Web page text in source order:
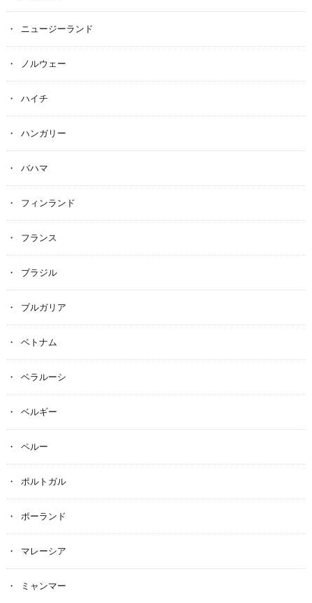
ニュージーランド
ノルウェー
ハイチ
ハンガリー
バハマ
フィンランド
フランス
ブラジル
ブルガリア
ベトナム
ベラルーシ
ベルギー
ペルー
ポルトガル
ポーランド
マレーシア
ミャンマー